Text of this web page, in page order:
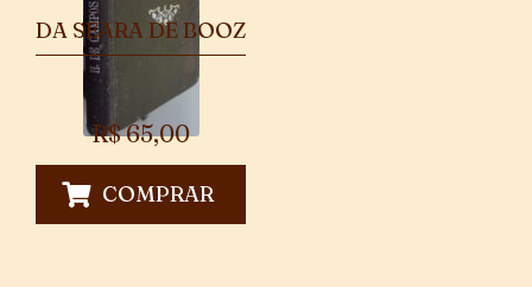
DA SEARA DE BOOZ
R$65,00
COMPRAR